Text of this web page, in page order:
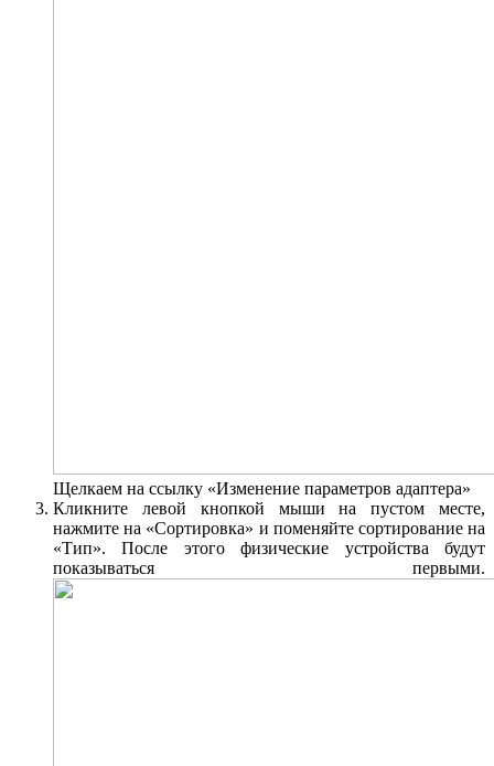
Щелкаем на ссылку «Изменение параметров адаптера»
Кликните левой кнопкой мыши на пустом месте,
нажмите на «Сортировка» и поменяйте сортирование на
«Тип». После этого физические устройства будут
показываться первыми.